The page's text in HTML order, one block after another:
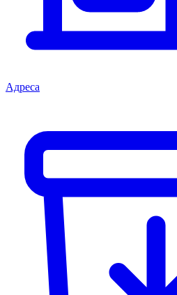
Адреса